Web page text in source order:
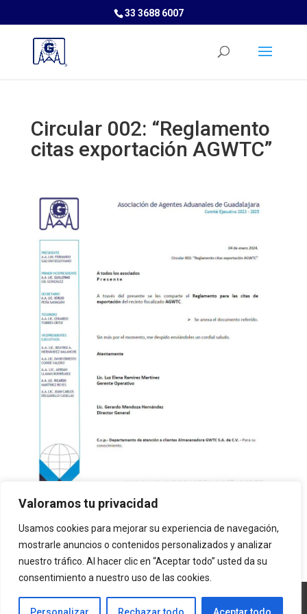
Valoramos tu privacidad
Usamos cookies para mejorar su experiencia de navegación,
mostrarle anuncios o contenidos personalizados y analizar
nuestro tráfico. Al hacer clic en “Aceptar todo” usted da su
consentimiento a nuestro uso de las cookies.
33 3688 6007
Circular 002: “Reglamento
citas exportación AGWTC”
Reglamento Citas 2024